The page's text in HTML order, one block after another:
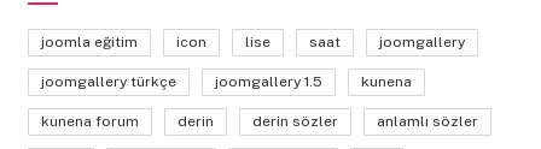
joomla eğitim icon lise saat joomgallery
joomgallery türkçe joomgallery 1.5 kunena
kunena forum derin derin sözler anlamlı sözler